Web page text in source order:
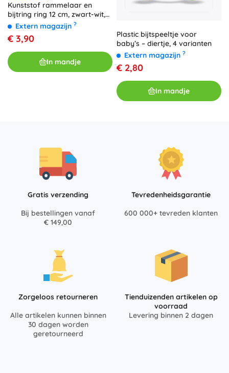
Kunststof rammelaar en
bijtring ring 12 cm, zwart-wit,
vanaf 0 maanden
Extern magazijn ?
€ 3,90
In mandje
Plastic bijtspeeltje voor
baby’s – diertje, 4 varianten
Extern magazijn ?
€ 2,80
In mandje
Gratis verzending
Bij bestellingen vanaf
€ 149,00
Tevredenheidsgarantie
600 000+ tevreden klanten
Zorgeloos retourneren
Alle artikelen kunnen binnen
30 dagen worden
geretourneerd
Tienduizenden artikelen op
voorraad
Levering binnen 2 dagen